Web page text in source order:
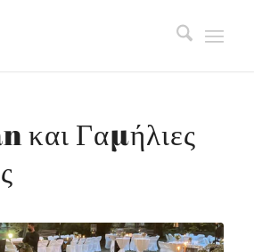
και Γαμήλιες